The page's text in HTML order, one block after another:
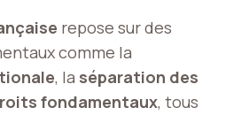
repose sur des
comme la
, la séparation des
fondamentaux, tous